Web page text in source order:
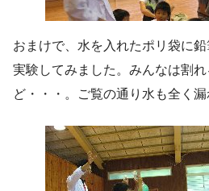
おまけで、水を入れたポリ袋に鉛
実験してみました。みんなは割
ど・・・。ご覧の通り水も全く漏